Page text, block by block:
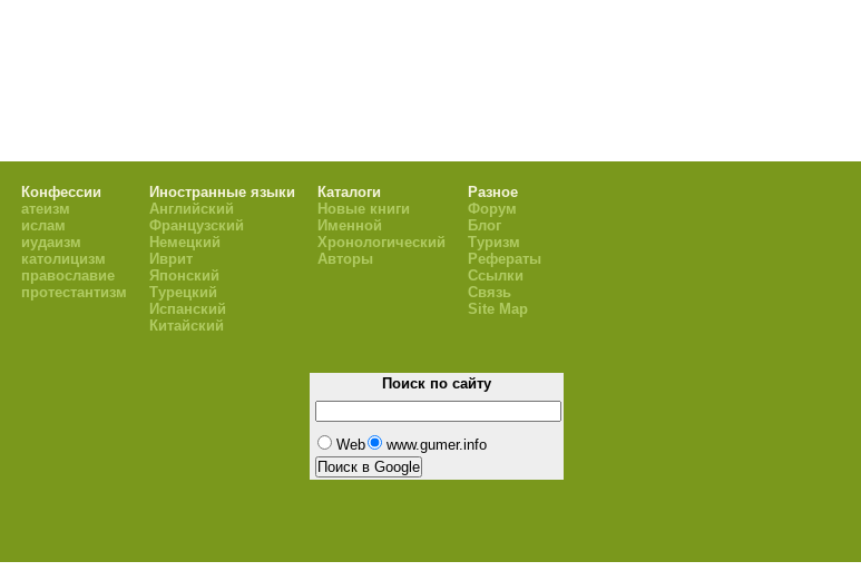
Конфессии
атеизм
ислам
иудаизм
католицизм
православие
протестантизм
Иностранные языки
Английский
Французский
Немецкий
Иврит
Японский
Турецкий
Испанский
Китайский
Каталоги
Новые книги
Именной
Хронологический
Авторы
Разное
Форум
Блог
Туризм
Рефераты
Ссылки
Связь
Site Map
Поиск по сайту
Web www.gumer.info